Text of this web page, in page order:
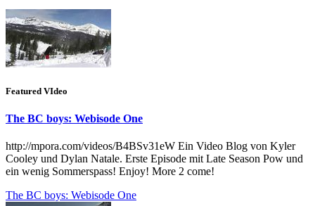
Featured VIdeo
The BC boys: Webisode One
http://mpora.com/videos/B4BSv31eW Ein Video Blog von Kyler
Cooley und Dylan Natale. Erste Episode mit Late Season Pow und
ein wenig Sommerspass! Enjoy! More 2 come!
The BC boys: Webisode One